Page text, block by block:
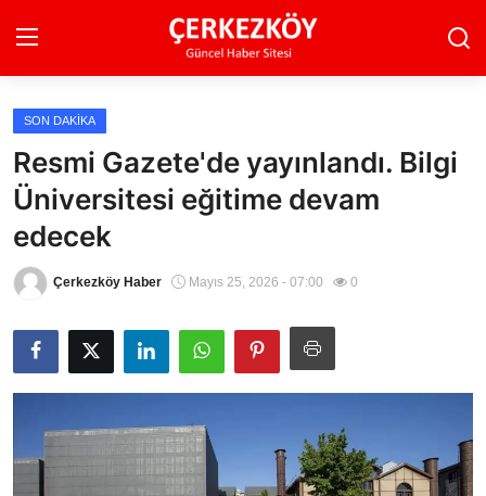
Ana Sayfa
Son Dakika
Ekonomi Haberleri
Magazin Haberleri
Spor Haberleri
Dünya Haberleri
SON DAKIKA
Resmi Gazete'de yayınlandı. Bilgi
Üniversitesi eğitime devam
edecek
Çerkezköy Haber Mayıs 25, 2026 - 07:00 0